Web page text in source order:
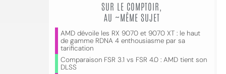
SUR LE COMPTOIR,
AU ~MÊME SUJET
AMD dévoile les RX 9070 et 9070 XT : le haut
de gamme RDNA 4 enthousiasme par sa
tarification
Comparaison FSR 3.1 vs FSR 4.0 : AMD tient son
DLSS